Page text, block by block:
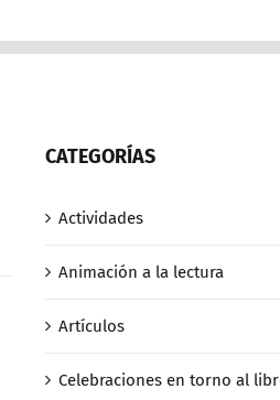
CATEGORÍAS
Actividades
Animación a la lectura
Artículos
Celebraciones en torno al